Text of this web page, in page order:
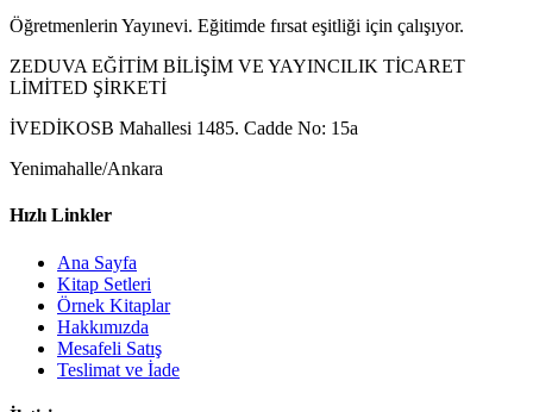
Öğretmenlerin Yayınevi. Eğitimde fırsat eşitliği için çalışıyor.
ZEDUVA EĞİTİM BİLİŞİM VE YAYINCILIK TİCARET
LİMİTED ŞİRKETİ
İVEDİKOSB Mahallesi 1485. Cadde No: 15a
Yenimahalle/Ankara
Hızlı Linkler
Ana Sayfa
Kitap Setleri
Örnek Kitaplar
Hakkımızda
Mesafeli Satış
Teslimat ve İade